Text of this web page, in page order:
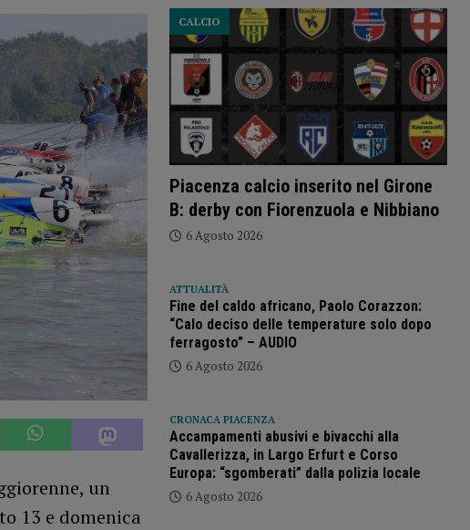
un
13 e domenica
Piacenza calcio inserito nel Girone
B: derby con Fiorenzuola e Nibbiano
CALCIO
6 Agosto 2026
ATTUALITÀ
Fine del caldo africano, Paolo Corazzon:
“Calo deciso delle temperature solo dopo
ferragosto” – AUDIO
6 Agosto 2026
CRONACA PIACENZA
Accampamenti abusivi e bivacchi alla
Cavallerizza, in Largo Erfurt e Corso
Europa: “sgomberati” dalla polizia locale
6 Agosto 2026